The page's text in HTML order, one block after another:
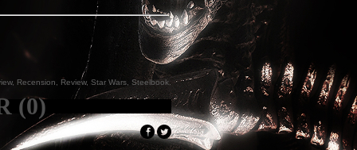
, Recension Review, Star Wars Steelbook
(0)